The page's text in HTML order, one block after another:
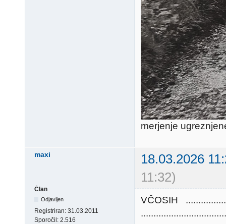
merjenje
maxi
18.03.2026
11:32)
Član
Odjavljen
Registriran: 31.03.2011
Sporočil: 2.516
VČOSIH